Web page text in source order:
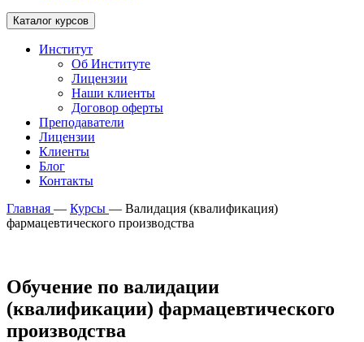
Каталог курсов
Институт
Об Институте
Лицензии
Наши клиенты
Договор оферты
Преподаватели
Лицензии
Клиенты
Блог
Контакты
Главная — Курсы — Валидация (квалификация)
фармацевтического производства
Обучение по валидации
(квалификации) фармацевтического
производства